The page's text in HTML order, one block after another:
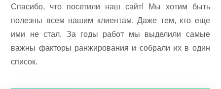
Спасибо, что посетили наш сайт! Мы хотим быть
полезны всем нашим клиентам. Даже тем, кто еще
ими не стал. За годы работ мы выделили самые
важны факторы ранжирования и собрали их в один
список.